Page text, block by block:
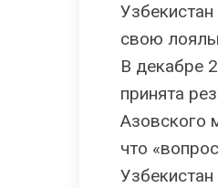
свою
В декабре
принята
Азовского
что